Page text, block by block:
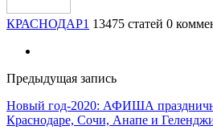
КРАСНОДАР1 13475 статей 0
Предыдущая запись
Новый год-2020: АФИША
Краснодаре, Сочи, Анапе и